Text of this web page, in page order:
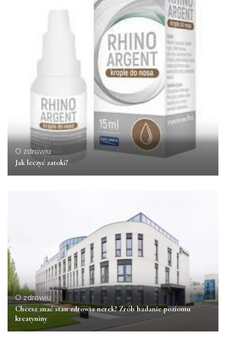
O zdrowiu
Jak leczyć zatoki?
O zdrowiu
Chcesz znać stan zdrowia nerek? Zrób badanie poziomu
kreatyniny